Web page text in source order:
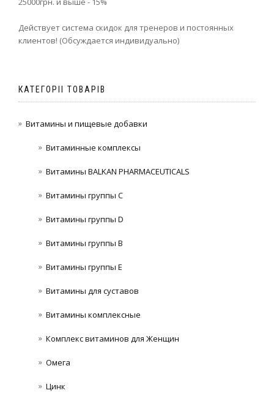
Действует система скидок для тренеров и постоянных
клиентов! (Обсуждается индивидуально)
КАТЕГОРІІ ТОВАРІВ
Витамины и пищевые добавки
Витаминные комплексы
Витамины BALKAN PHARMACEUTICALS
Витамины группы C
Витамины группы D
Витамины группы В
Витамины группы Е
Витамины для суставов
Витамины комплексные
Комплекс витаминов для Женщин
Омега
Цинк